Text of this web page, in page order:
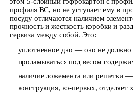
профиля ВС, но не уступает ему в
посуду отличаются наличием
прочность и жесткость коробки и
сервиза между собой. Это:
уплотненное дно — оно не должно
проламываться под весом
наличие ложемента или решетки —
конструкция, во-первых, отделяет